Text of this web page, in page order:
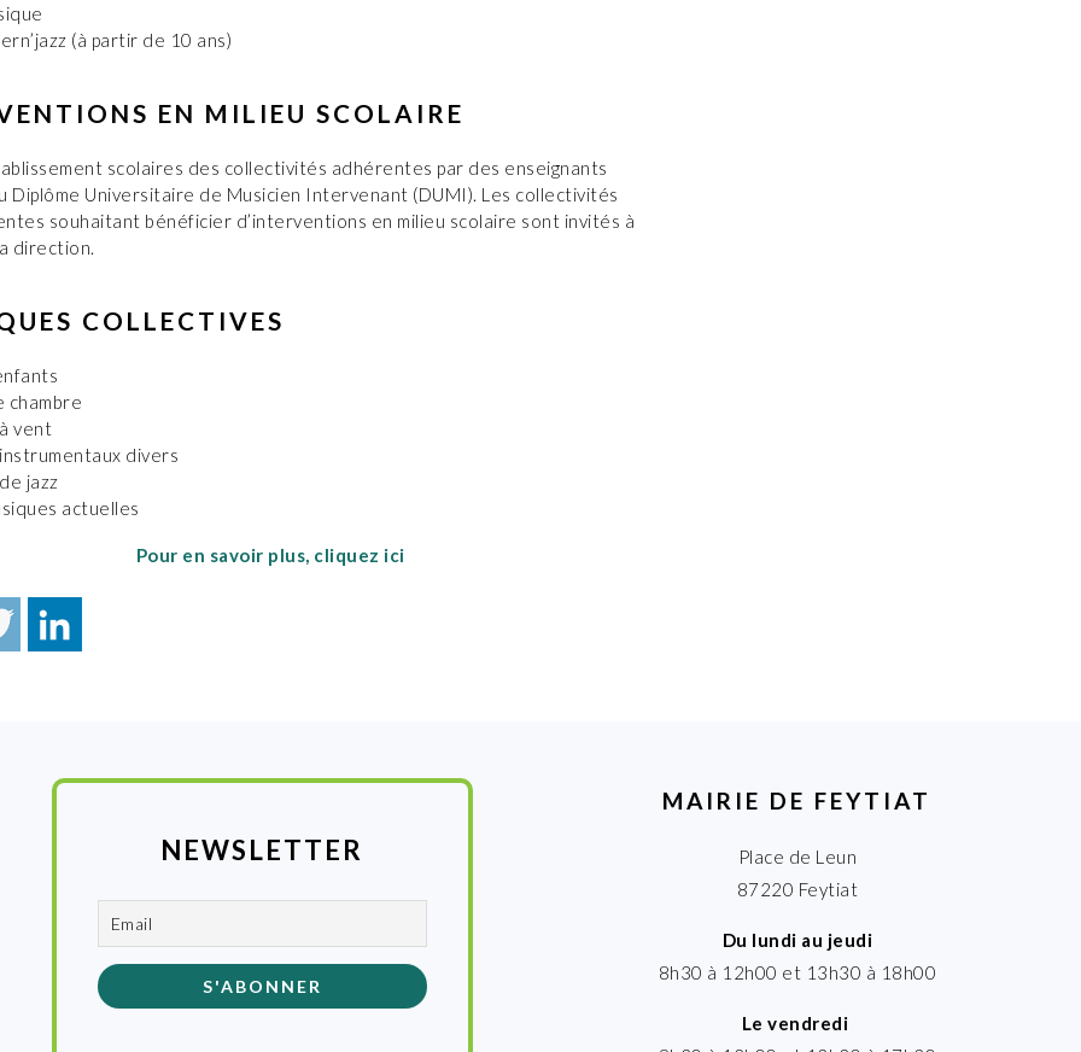
(à partir de 10 ans)
EN MILIEU SCOLAIRE
scolaires des collectivités adhérentes par des enseignants
Diplôme Universitaire de Musicien Intervenant (DUMI). Les collectivités
souhaitant bénéficier d’interventions en milieu scolaire sont invités à
direction.
COLLECTIVES
chambre
vent
divers
jazz
actuelles
Pour en savoir plus, cliquez ici
NEWSLETTER
MAIRIE DE FEYTIAT
Place de Leun
87220 Feytiat
Du lundi au jeudi
8h30 à 12h00 et 13h30 à 18h00
Le vendredi